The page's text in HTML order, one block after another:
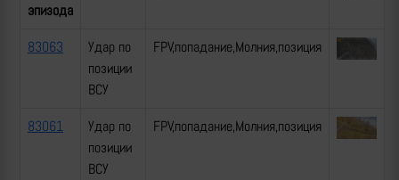
эпизода
83063
Удар по
позиции
ВСУ
FPV,попадание,Молния,позиция
83061
Удар по
позиции
ВСУ
FPV,попадание,Молния,позиция